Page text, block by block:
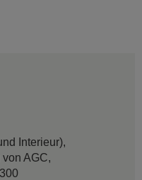
Interieur),
AGC,